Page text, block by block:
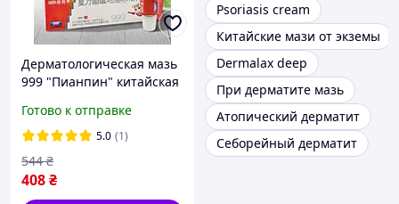
Дерматологическая мазь
999 "Пианпин" китайская
при дерматите, псориазе,
герпесе и экземе (20 г)
Готово к отправке
5.0 (1)
408₴
544 ₴
Psoriasis cream
Китайские мази от экземы
Dermalax deep
При дерматите мазь
Атопический дерматит
Себорейный дерматит